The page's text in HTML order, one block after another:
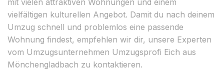
vielfältigen kulturellen Angebot. Damit du nach deinem
Umzug schnell und problemlos eine passende
Wohnung findest, empfehlen wir dir, unsere Experten
vom Umzugsunternehmen Umzugsprofi Eich aus
Mönchengladbach zu kontaktieren.